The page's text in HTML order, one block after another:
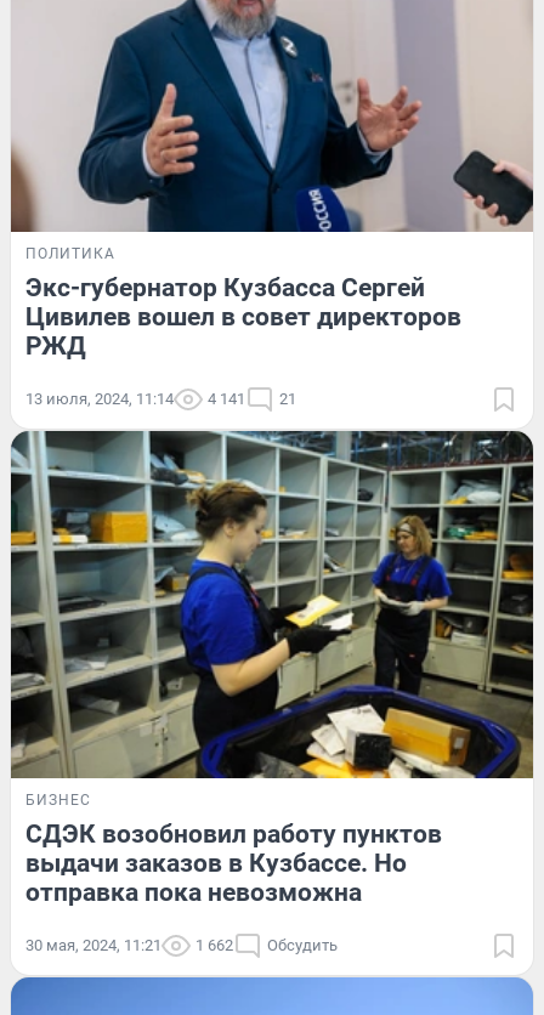
ПОЛИТИКА
Экс-губернатор Кузбасса Сергей
Цивилев вошел в совет директоров
РЖД
13 июля, 2024, 11:14 4 141 21
БИЗНЕС
СДЭК возобновил работу пунктов
выдачи заказов в Кузбассе. Но
отправка пока невозможна
30 мая, 2024, 11:21 1 662 Обсудить